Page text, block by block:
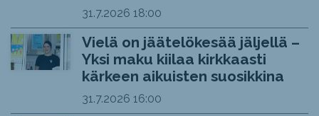
31.7.2026 18:00
Vielä on jäätelökesää jäljellä –
Yksi maku kiilaa kirkkaasti
kärkeen aikuisten suosikkina
31.7.2026 16:00